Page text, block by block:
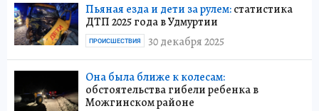
Пьяная езда и дети за рулем:статистика
ДТП 2025 года в Удмуртии
30 декабря 2025
ПРОИСШЕСТВИЯ
Она была ближе к колесам:
обстоятельства гибели ребенка в
Можгинском районе